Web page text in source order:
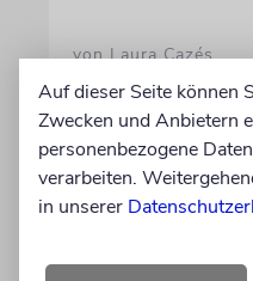
von Laura Cazés
06.08.2026
Auf dieser Seite können
Zwecken und Anbietern
personenbezogene
verarbeiten.
in unserer